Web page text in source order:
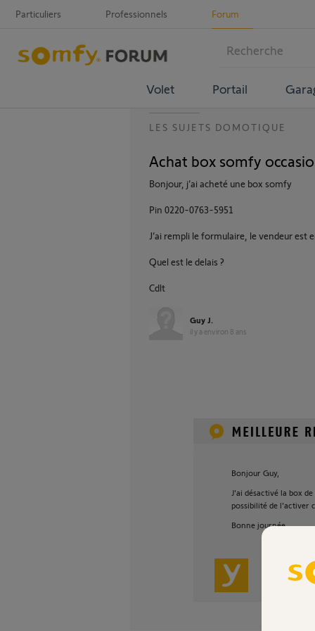
Particuliers Professionnels Forum
Volet Portail
LES SUJETS DOMOTIQUE
Achat box somfy
Bonjour, j’ai acheté une box somfy
Pin 0220-0763-5951
J’ai rempli le formulaire, le vendeur est
Quel est le delais ?
Cdlt
Guy J.
il y a environ 8 ans
Bonjour Guy,
J'ai désactivé la box
possibilité de l'activer
Bonne journée,
Stéphane L.